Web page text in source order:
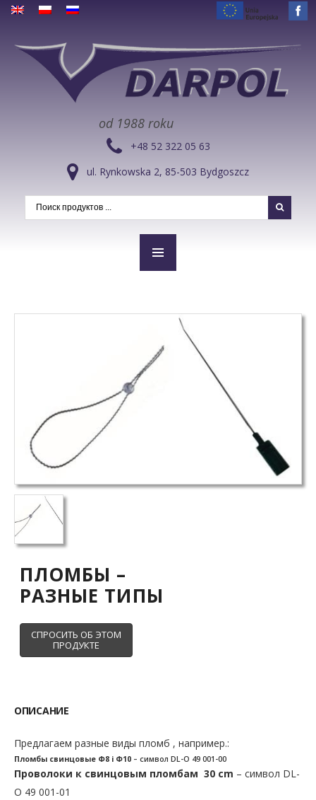
od 1988 roku
+48 52 322 05 63
ul. Rynkowska 2, 85-503 Bydgoszcz
ПЛОМБЫ –
РАЗНЫЕ ТИПЫ
ОПИСАНИЕ
Предлагаем разные виды пломб , например.:
Пломбы свинцовые Φ8 i Φ10 – символ DL-O 49 001-00
Проволоки к свинцовым пломбам 30 cm – символ DL-
O 49 001-01